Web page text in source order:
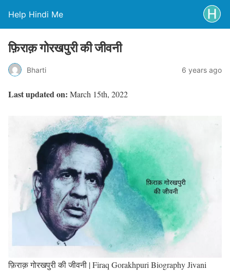
Help Hindi Me
फ़िराक़ गोरखपुरी की जीवनी
Bharti 6 years ago
Last updated on: March 15th, 2022
फ़िराक़ गोरखपुरी की जीवनी | Firaq Gorakhpuri Biography Jivani